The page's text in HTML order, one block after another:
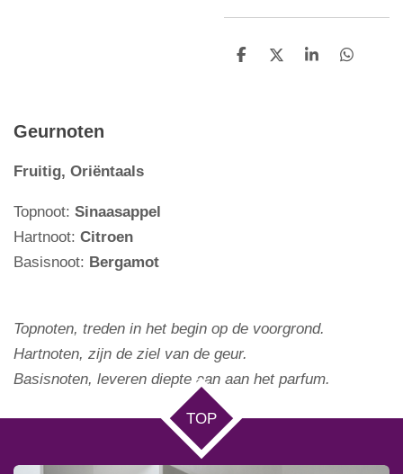
D
D
S
D
Geurnoten
Fruitig, Oriëntaals
Topnoot: Sinaasappel
Hartnoot: Citroen
Basisnoot: Bergamot
Topnoten, treden in het begin op de voorgrond.
Hartnoten, zijn de ziel van de geur.
Basisnoten, leveren diepte aan aan het parfum.
TOP